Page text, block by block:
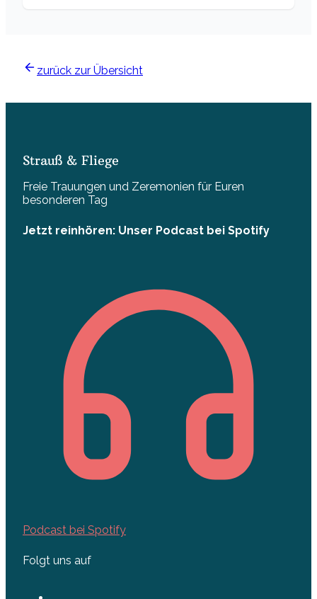
zurück zur Übersicht
Strauß & Fliege
Freie Trauungen und Zeremonien für Euren
besonderen Tag
Jetzt reinhören: Unser Podcast bei Spotify
Podcast bei Spotify
Folgt uns auf